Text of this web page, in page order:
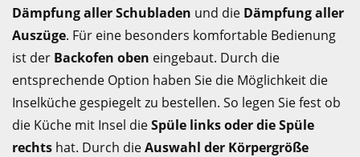
Dämpfung aller Schubladen und die Dämpfung aller
Auszüge. Für eine besonders komfortable Bedienung
ist der Backofen oben eingebaut. Durch die
entsprechende Option haben Sie die Möglichkeit die
Inselküche gespiegelt zu bestellen. So legen Sie fest ob
die Küche mit Insel dieSpüle links oder die Spüle
rechts hat. Durch dieAuswahl der Körpergröße